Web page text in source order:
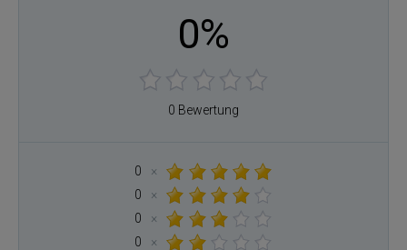
0%
0 Bewertung
0
×
0
×
0
×
0
×